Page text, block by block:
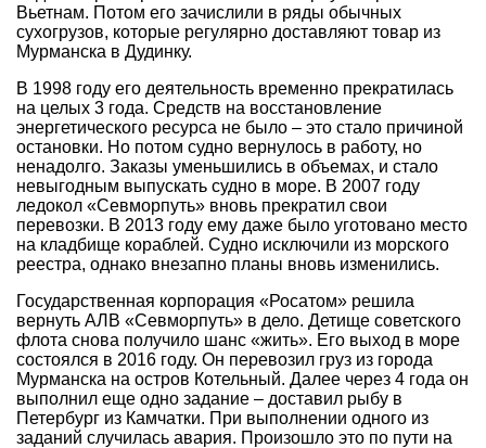
Вьетнам. Потом его зачислили в ряды обычных
сухогрузов, которые регулярно доставляют товар из
Мурманска в Дудинку.
В 1998 году его деятельность временно прекратилась
на целых 3 года. Средств на восстановление
энергетического ресурса не было – это стало причиной
остановки. Но потом судно вернулось в работу, но
ненадолго. Заказы уменьшились в объемах, и стало
невыгодным выпускать судно в море. В 2007 году
ледокол «Севморпуть» вновь прекратил свои
перевозки. В 2013 году ему даже было уготовано место
на кладбище кораблей. Судно исключили из морского
реестра, однако внезапно планы вновь изменились.
Государственная корпорация «Росатом» решила
вернуть АЛВ «Севморпуть» в дело. Детище советского
флота снова получило шанс «жить». Его выход в море
состоялся в 2016 году. Он перевозил груз из города
Мурманска на остров Котельный. Далее через 4 года он
выполнил еще одно задание – доставил рыбу в
Петербург из Камчатки. При выполнении одного из
заданий случилась авария. Произошло это по пути на